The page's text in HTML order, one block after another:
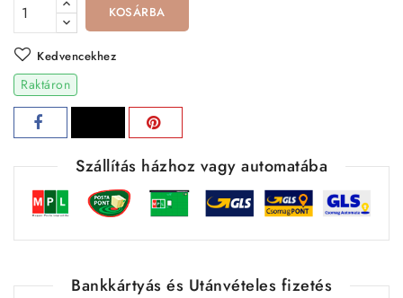
KOSÁRBA
Kedvencekhez
Raktáron
Szállítás házhoz vagy automatába
Bankkártyás és Utánvételes fizetés